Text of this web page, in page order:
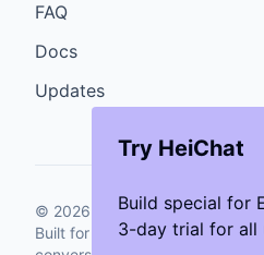
Try HeiChat
Build special for
3-day trial for all
FAQ
Docs
Updates
© 2026 GenCybers Inc. All
Built for storefronts that want